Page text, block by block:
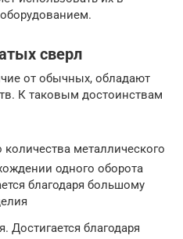
сверл
от обычных, обладают
К таковым достоинствам
металлического
одного оборота
благодаря большому
Достигается благодаря